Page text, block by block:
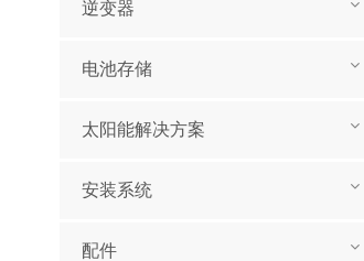
逆变器
电池存储
太阳能解决方案
安装系统
配件